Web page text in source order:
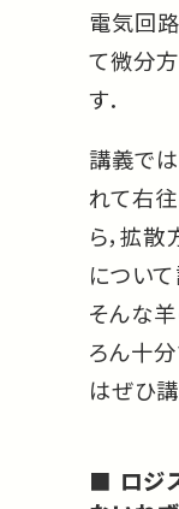
電気回
て微分
す．
講義で
れて右
ら，拡
につい
そんな
ろん十
はぜひ
ロジ